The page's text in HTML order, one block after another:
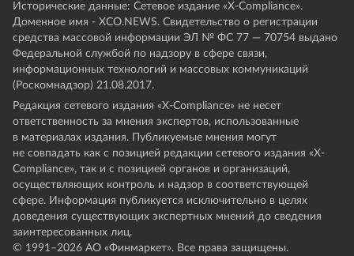
Исторические данные: Сетевое издание «Х-Compliance».
Доменное имя - XCO.NEWS. Свидетельство о регистрации
средства массовой информации ЭЛ № ФС 77 — 70754 выдано
Федеральной службой по надзору в сфере связи,
информационных технологий и массовых коммуникаций
(Роскомнадзор) 21.08.2017.
Редакция сетевого издания «X-Compliance» не несет
ответственность за мнения экспертов, использованные
в материалах издания. Публикуемые мнения могут
не совпадать как с позицией редакции сетевого издания «X-
Compliance», так и с позицией органов и организаций,
осуществляющих контроль и надзор в соответствующей
сфере. Информация публикуется исключительно в целях
доведения существующих экспертных мнений до сведения
заинтересованных лиц.
© 1991–2026 АО «Финмаркет». Все права защищены.